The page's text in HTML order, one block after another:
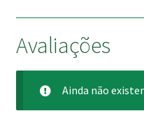
Avaliações
Ainda não